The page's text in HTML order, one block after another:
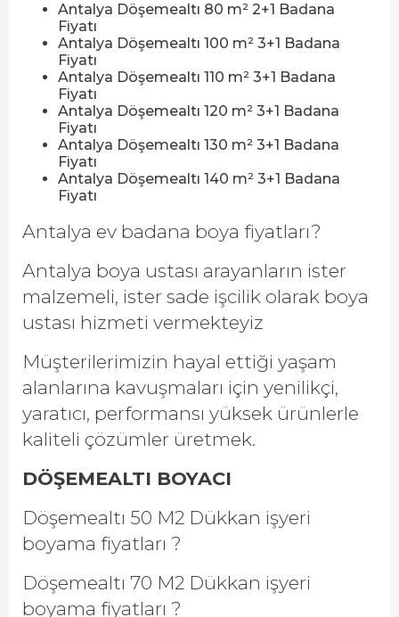
Antalya Döşemealtı 80 m² 2+1 Badana
Fiyatı
Antalya Döşemealtı 100 m² 3+1 Badana
Fiyatı
Antalya Döşemealtı 110 m² 3+1 Badana
Fiyatı
Antalya Döşemealtı 120 m² 3+1 Badana
Fiyatı
Antalya Döşemealtı 130 m² 3+1 Badana
Fiyatı
Antalya Döşemealtı 140 m² 3+1 Badana
Fiyatı
Antalya ev badana boya fiyatları?
Antalya boya ustası arayanların ister
malzemeli, ister sade işcilik olarak boya
ustası hizmeti vermekteyiz
Müşterilerimizin hayal ettiği yaşam
alanlarına kavuşmaları için yenilikçi,
yaratıcı, performansı yüksek ürünlerle
kaliteli çözümler üretmek.
DÖŞEMEALTI BOYACI
Döşemealtı 50 M2 Dükkan işyeri
boyama fiyatları ?
Döşemealtı 70 M2 Dükkan işyeri
boyama fiyatları ?